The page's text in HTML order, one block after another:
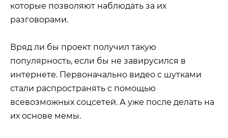
которые позволяют наблюдать за их
разговорами.
Вряд ли бы проект получил такую
популярность, если бы не завирусился в
интернете. Первоначально видео с шутками
стали распространять с помощью
всевозможных соцсетей. А уже после делать на
их основе мемы.